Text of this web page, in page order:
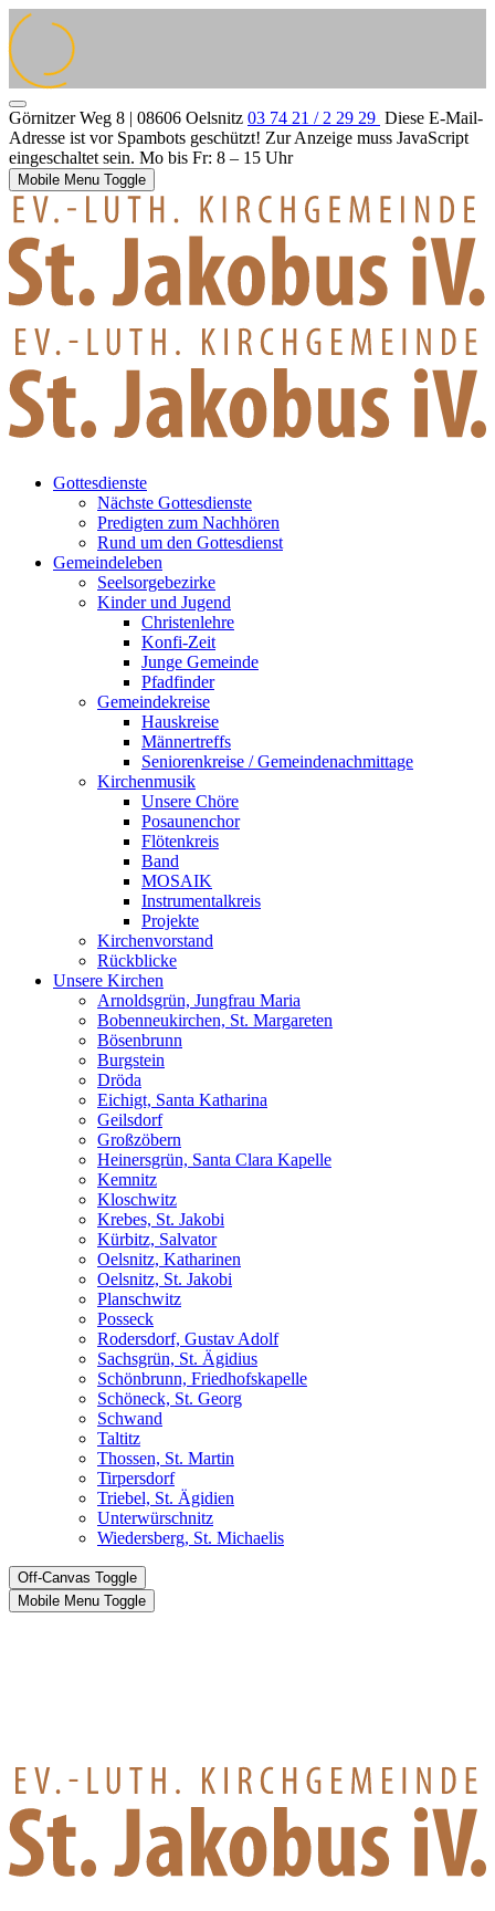
Görnitzer Weg 8 | 08606 Oelsnitz 03 74 21 / 2 29 29 Diese E-Mail-
Adresse ist vor Spambots geschützt! Zur Anzeige muss JavaScript
eingeschaltet sein. Mo bis Fr: 8 – 15 Uhr
Mobile Menu Toggle
Gottesdienste
Nächste Gottesdienste
Predigten zum Nachhören
Rund um den Gottesdienst
Gemeindeleben
Seelsorgebezirke
Kinder und Jugend
Christenlehre
Konfi-Zeit
Junge Gemeinde
Pfadfinder
Gemeindekreise
Hauskreise
Männertreffs
Seniorenkreise / Gemeindenachmittage
Kirchenmusik
Unsere Chöre
Posaunenchor
Flötenkreis
Band
MOSAIK
Instrumentalkreis
Projekte
Kirchenvorstand
Rückblicke
Unsere Kirchen
Arnoldsgrün, Jungfrau Maria
Bobenneukirchen, St. Margareten
Bösenbrunn
Burgstein
Dröda
Eichigt, Santa Katharina
Geilsdorf
Großzöbern
Heinersgrün, Santa Clara Kapelle
Kemnitz
Kloschwitz
Krebes, St. Jakobi
Kürbitz, Salvator
Oelsnitz, Katharinen
Oelsnitz, St. Jakobi
Planschwitz
Posseck
Rodersdorf, Gustav Adolf
Sachsgrün, St. Ägidius
Schönbrunn, Friedhofskapelle
Schöneck, St. Georg
Schwand
Taltitz
Thossen, St. Martin
Tirpersdorf
Triebel, St. Ägidien
Unterwürschnitz
Wiedersberg, St. Michaelis
Off-Canvas Toggle
Mobile Menu Toggle